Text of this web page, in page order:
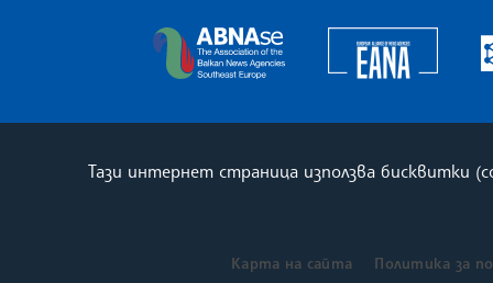
The Assocoation of the
Карта на сайта
Политика за
Тази интернет страница използва бисквитки